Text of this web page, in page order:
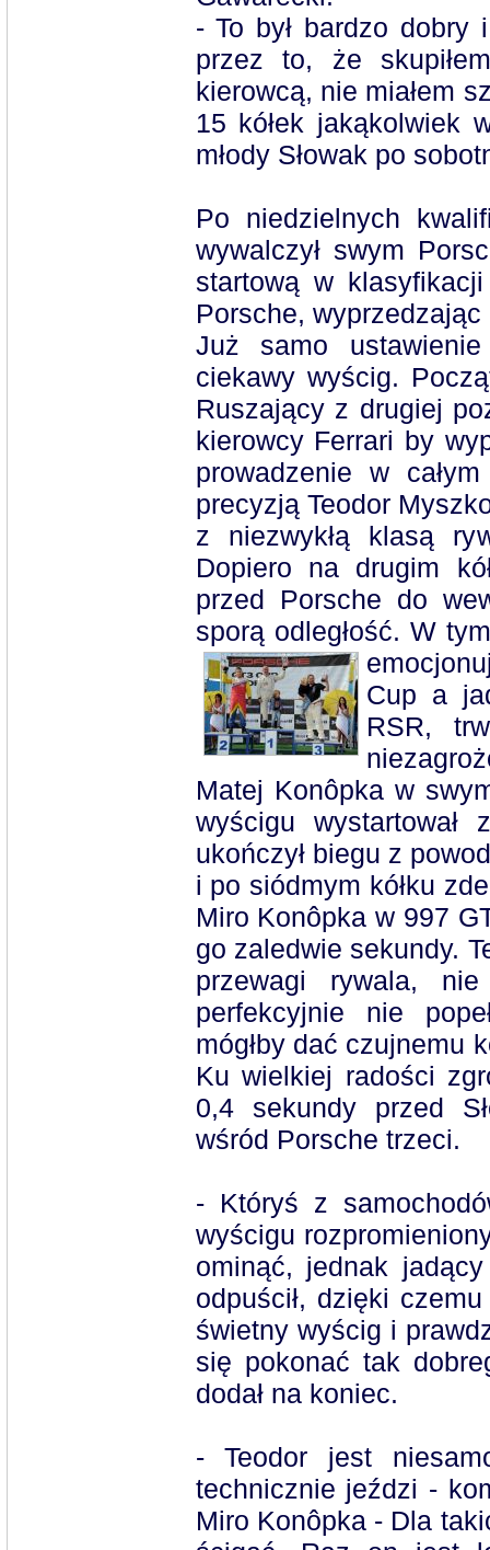
- To był bardzo dobry
przez to, że
kierowcą, nie miałem
15 kółek jakąkolwiek
młody Słowak po
Po niedzielnych
wywalczył swym
startową w
Porsche, wyprzedzając
Już samo
ciekawy wyścig.
Ruszający z drugiej
kierowcy Ferrari by
prowadzenie w
precyzją Teodor
z niezwykłą klasą
Dopiero na drugim
przed Porsche do
sporą odległość. W
Cup a
RSR,
Matej Konôpka w
wyścigu
ukończył biegu z
i po siódmym kółku
Miro Konôpka w 997
go zaledwie sekundy.
przewagi rywala,
perfekcyjnie nie
mógłby dać czujnemu
Ku wielkiej radości
0,4 sekundy przed
wśród Porsche trzeci.
- Któryś z
wyścigu
ominąć, jednak
odpuścił, dzięki
świetny wyścig i
się pokonać tak
dodał na koniec.
- Teodor jest
technicznie jeździ -
Miro Konôpka - Dla